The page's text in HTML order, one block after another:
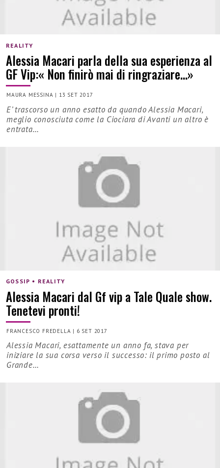
REALITY
Alessia Macari parla della sua esperienza al
GF Vip:« Non finirò mai di ringraziare…»
MAURA MESSINA | 13 SET 2017
E’ trascorso un anno esatto da quando Alessia Macari,
meglio conosciuta come la Ciociara di Avanti un altro è
entrata…
GOSSIP • REALITY
Alessia Macari dal Gf vip a Tale Quale show.
Tenetevi pronti!
FRANCESCO FREDELLA | 6 SET 2017
Alessia Macari, esattamente un anno fa, stava per
iniziare la sua corsa verso il successo: il primo posto al
Grande…